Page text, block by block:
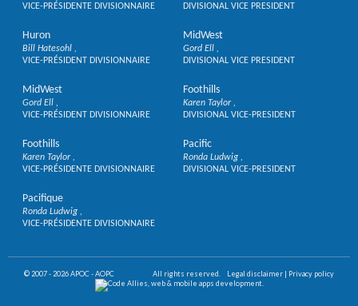
VICE-PRÉSIDENTE DIVISIONNAIRE
DIVISIONAL VICE PRESIDENT
Huron
Bill Hatesohl
VICE-PRÉSIDENT DIVISIONNAIRE
MidWest
Gord Ell
DIVISIONAL VICE PRESIDENT
MidWest
Gord Ell
VICE-PRÉSIDENT DIVISIONNAIRE
Foothills
Karen Taylor
DIVISIONAL VICE-PRESIDENT
Foothills
Karen Taylor
VICE-PRÉSIDENTE DIVISIONNAIRE
Pacific
Ronda Ludwig
DIVISIONAL VICE-PRESIDENT
Pacifique
Ronda Ludwig
VICE-PRÉSIDENTE DIVISIONNAIRE
© 2007 - 2026 APOC - AOPC All rights reserved. Legal disclaimer | Privacy policy